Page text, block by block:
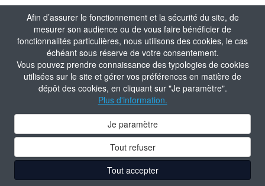
Afin d’assurer le fonctionnement et la sécurité du site, de
mesurer son audience ou de vous faire bénéficier de
fonctionnalités particulières, nous utilisons des cookies, le cas
échéant sous réserve de votre consentement.
Vous pouvez prendre connaissance des typologies de cookies
utilisées sur le site et gérer vos préférences en matière de
dépôt des cookies, en cliquant sur "Je paramètre".
Plus d'information.
Je paramètre
Tout refuser
Tout accepter